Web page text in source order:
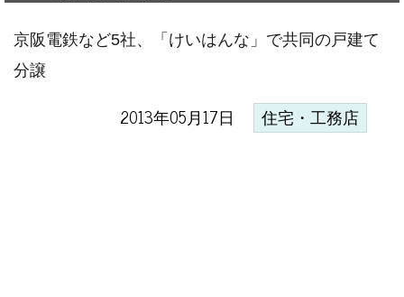
京阪電鉄など5社、「けいはんな」で共同の戸建て
分譲
2013年05月17日 住宅・工務店